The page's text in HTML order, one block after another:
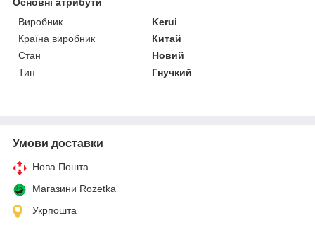
Виробник
Kerui
Країна виробник
Китай
Стан
Новий
Тип
Гнучкий
Умови доставки
Нова Пошта
Магазини Rozetka
Укрпошта